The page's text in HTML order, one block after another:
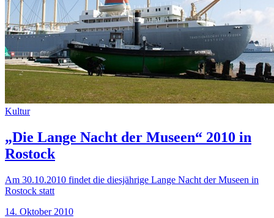
Kultur
„Die Lange Nacht der Museen“ 2010 in
Rostock
Am 30.10.2010 findet die diesjährige Lange Nacht der Museen in
Rostock statt
14. Oktober 2010